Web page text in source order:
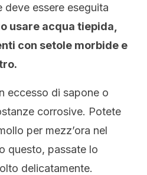
deve essere eseguita
usare acqua tiepida,
con setole morbide e
eccesso di sapone o
corrosive. Potete
per mezz’ora nel
questo, passate lo
delicatamente.